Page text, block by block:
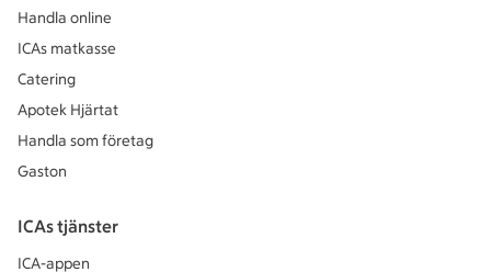
Handla online
ICAs matkasse
Catering
Apotek Hjärtat
Handla som företag
Gaston
ICAs tjänster
ICA-appen